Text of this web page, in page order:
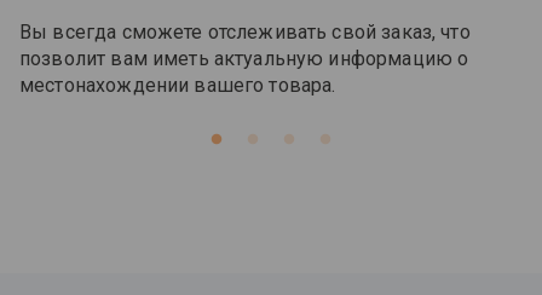
Вы всегда сможете отслеживать свой заказ, что
позволит вам иметь актуальную информацию о
местонахождении вашего товара.